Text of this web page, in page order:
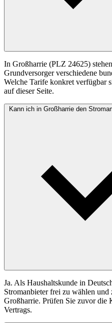
In Großharrie (PLZ 24625)
Grundversorger verschiedene
Welche Tarife konkret verfügbar
auf dieser Seite.
Kann ich in Großharrie den
Ja. Als Haushaltskunde in
Stromanbieter frei zu wählen
Großharrie. Prüfen Sie zuvor die
Vertrags.